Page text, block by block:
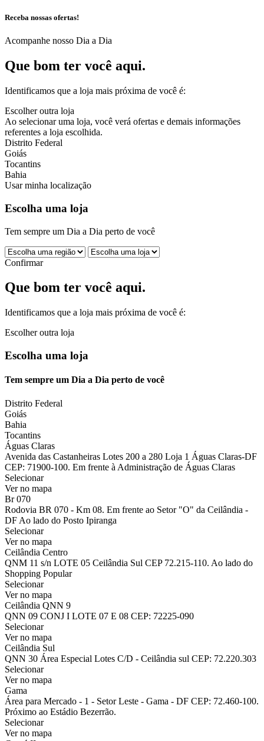
Receba nossas ofertas!
Acompanhe nosso Dia a Dia
Que bom ter você aqui.
Identificamos que a loja mais próxima de você é:
Escolher outra loja
Ao selecionar uma loja, você verá ofertas e demais informações
referentes a loja escolhida.
Distrito Federal
Goiás
Tocantins
Bahia
Usar minha localização
Escolha uma loja
Tem sempre um Dia a Dia perto de você
Confirmar
Que bom ter você aqui.
Identificamos que a loja mais próxima de você é:
Escolher outra loja
Escolha uma loja
Tem sempre um Dia a Dia perto de você
Distrito Federal
Goiás
Bahia
Tocantins
Águas Claras
Avenida das Castanheiras Lotes 200 a 280 Loja 1 Águas Claras-DF
CEP: 71900-100. Em frente à Administração de Águas Claras
Selecionar
Ver no mapa
Br 070
Rodovia BR 070 - Km 08. Em frente ao Setor "O" da Ceilândia -
DF Ao lado do Posto Ipiranga
Selecionar
Ver no mapa
Ceilândia Centro
QNM 11 s/n LOTE 05 Ceilândia Sul CEP 72.215-110. Ao lado do
Shopping Popular
Selecionar
Ver no mapa
Ceilândia QNN 9
QNN 09 CONJ I LOTE 07 E 08 CEP: 72225-090
Selecionar
Ver no mapa
Ceilândia Sul
QNN 30 Área Especial Lotes C/D - Ceilândia sul CEP: 72.220.303
Selecionar
Ver no mapa
Gama
Área para Mercado - 1 - Setor Leste - Gama - DF CEP: 72.460-100.
Próximo ao Estádio Bezerrão.
Selecionar
Ver no mapa